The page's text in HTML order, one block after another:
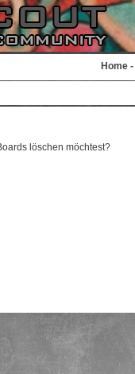
Home -
löschen möchtest?